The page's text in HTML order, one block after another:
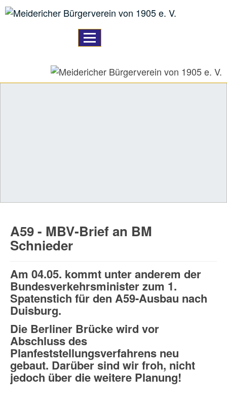
A59 Ausbau
A59 - MBV‐Brief an BM
Schnieder
Am 04.05. kommt unter anderem der
Bundesverkehrsminister zum 1.
Spatenstich für den A59-Ausbau nach
Duisburg.
Die Berliner Brücke wird vor
Abschluss des
Planfeststellungsverfahrens neu
gebaut. Darüber sind wir froh, nicht
jedoch über die weitere Planung!